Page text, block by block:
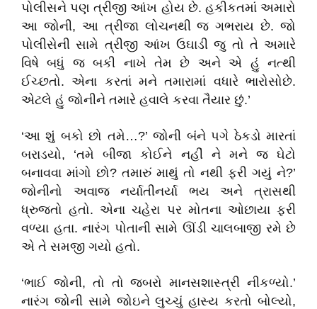
પોલીસને પણ ત્રીજી આંખ હોય છે. હકીકતમાં અમારો
આ જોની, આ ત્રીજા લોચનથી જ ગભરાય છે. જો
પોલીસેની સામે ત્રીજી આંખ ઉઘાડી જુ તો તે અમારે
વિષે બધું જ બકી નાખે તેમ છે અને એ હું નત્થી
ઈચ્છતો. એના કરતાં મને તમારામાં વધારે ભારોસોછે.
એટલે હું જોનીને તમારે હવાલે કરવા તૈયાર છું.’
‘આ શું બકો છો તમે…?’ જોની બંને પગે ઠેકડો મારતાં
બરાડયો, ‘તમે બીજા કોઈને નહીં ને મને જ ઘેટો
બનાવવા માંગો છો? તમારું માથું તો નથી ફરી ગયું ને?’
જોનીનો અવાજ નર્યાતીનર્યા ભય અને ત્રાસથી
ધ્રુજતો હતો. એના ચહેરા પર મોતના ઓછાયા ફરી
વળ્યા હતા. નારંગ પોતાની સામે ઊંડી ચાલબાજી રમે છે
એ તે સમજી ગયો હતો.
‘ભાઈ જોની, તો તો જબરો માનસશાસ્ત્રી નીકળ્યો.’
નારંગ જોની સામે જોઇને લુચ્ચું હાસ્ય કરતો બોલ્યો,